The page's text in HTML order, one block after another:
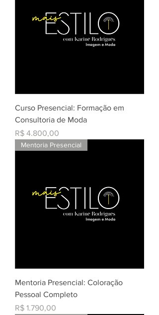
Curso Presencial: Formação em
Consultoria de Moda
Preço
R$ 4.800,00
Mentoria Presencial
Mentoria Presencial: Coloração
Pessoal Completo
Preço
R$ 1.790,00